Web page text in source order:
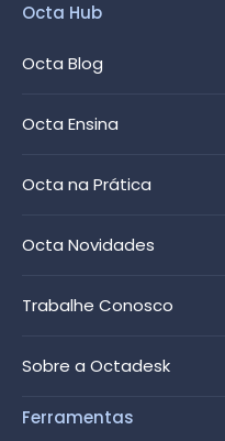
Octa Hub
Octa Blog
Octa Ensina
Octa na Prática
Octa Novidades
Trabalhe Conosco
Sobre a Octadesk
Ferramentas